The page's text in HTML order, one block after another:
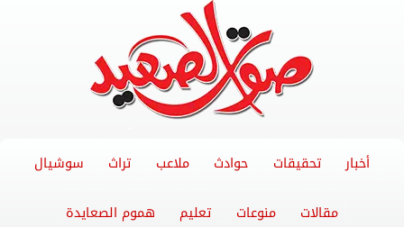
أخبار تحقيقات حوادث ملاعب تراث سوشيال
مقالات منوعات تعليم هموم الصعايدة